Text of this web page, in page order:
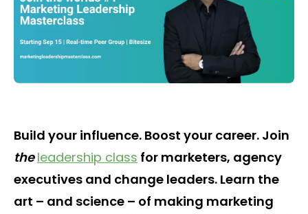
Build your influence. Boost your career. Join
the leadership class for marketers, agency
executives and change leaders. Learn the
art – and science – of making marketing